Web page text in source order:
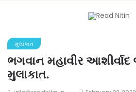
મુલાકાત
ભગવાન મહાવીર આશીર્વાદ
મુલાકાત.